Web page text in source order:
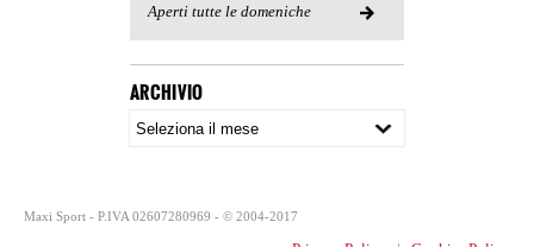
Aperti tutte le domeniche
ARCHIVIO
Maxi Sport - P.IVA 02607280969 - © 2004-2017